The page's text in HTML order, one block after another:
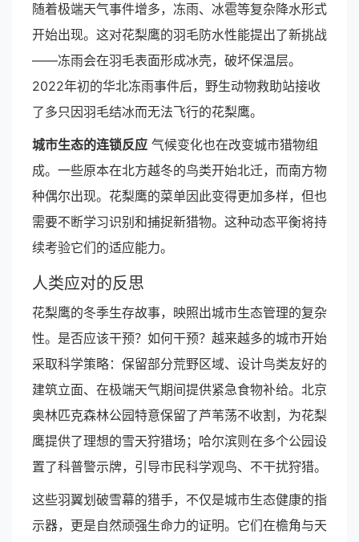
随着极端天气事件增多，冻雨、冰雹等复杂降水形式
开始出现。这对花梨鹰的羽毛防水性能提出了新挑战
——冻雨会在羽毛表面形成冰壳，破坏保温层。
2022年初的华北冻雨事件后，野生动物救助站接收
了多只因羽毛结冰而无法飞行的花梨鹰。
城市生态的连锁反应 气候变化也在改变城市猎物组
成。一些原本在北方越冬的鸟类开始北迁，而南方物
种偶尔出现。花梨鹰的菜单因此变得更加多样，但也
需要不断学习识别和捕捉新猎物。这种动态平衡将持
续考验它们的适应能力。
人类应对的反思
花梨鹰的冬季生存故事，映照出城市生态管理的复杂
性。是否应该干预？如何干预？越来越多的城市开始
采取科学策略：保留部分荒野区域、设计鸟类友好的
建筑立面、在极端天气期间提供紧急食物补给。北京
奥林匹克森林公园特意保留了芦苇荡不收割，为花梨
鹰提供了理想的雪天狩猎场；哈尔滨则在多个公园设
置了科普警示牌，引导市民科学观鸟、不干扰狩猎。
这些羽翼划破雪幕的猎手，不仅是城市生态健康的指
示器，更是自然顽强生命力的证明。它们在檐角与天